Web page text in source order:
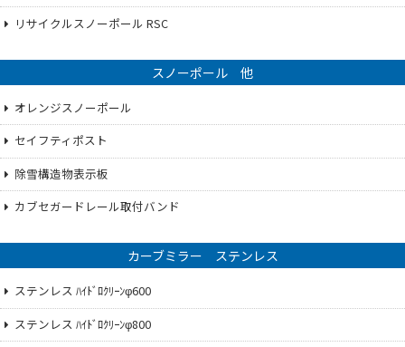
リサイクルスノーポール RSC
スノーポール 他
オレンジスノーポール
セイフティポスト
除雪構造物表示板
カブセガードレール取付バンド
カーブミラー ステンレス
ステンレス ﾊｲﾄﾞﾛｸﾘｰﾝφ600
ステンレス ﾊｲﾄﾞﾛｸﾘｰﾝφ800